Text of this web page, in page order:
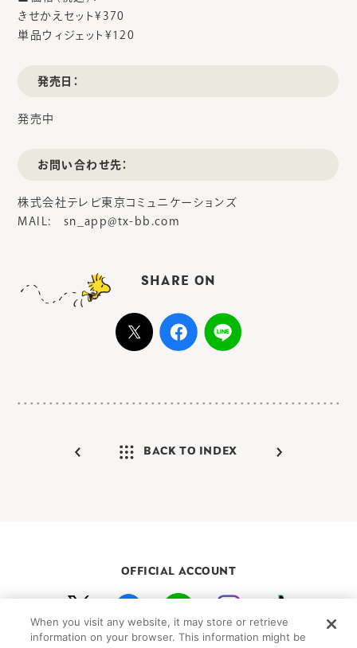
きせかえセット¥370
単品ウィジェット¥120
発売日：
発売中
お問い合わせ先：
株式会社テレビ東京コミュニケーションズ
MAIL: sn_app@tx-bb.com
SHARE ON
BACK TO INDEX
OFFICIAL ACCOUNT
初めての方向けガイド FAQ お問い合わせ
When you visit any website, it may store or retrieve
information on your browser. This information might be